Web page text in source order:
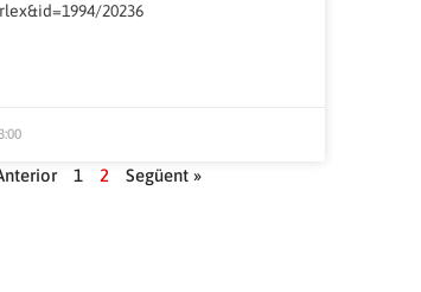
20236
1 2 Següent »